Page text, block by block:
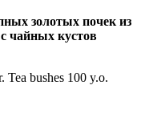
золотых почек из
чайных кустов
bushes 100 y.o.